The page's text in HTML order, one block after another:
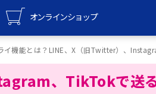
オンラインショップ
UQ mobile
オンラインショップ
UQ WiMAX
イ機能とは？LINE、X（旧Twitter）、
、TikTokで送